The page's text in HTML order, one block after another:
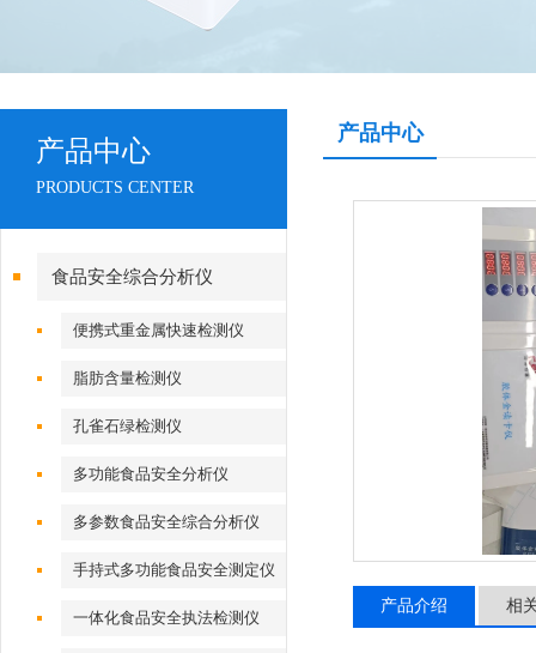
产品中心
PRODUCTS CENTER
食品安全综合分析仪
便携式重金属快速检测仪
脂肪含量检测仪
孔雀石绿检测仪
多功能食品安全分析仪
多参数食品安全综合分析仪
手持式多功能食品安全测定仪
一体化食品安全执法检测仪
产品中心
产品介绍 相